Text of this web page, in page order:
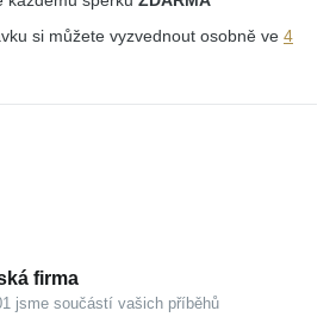
si můžete vyzvednout osobně ve 4
firma
jsme součástí vašich příběhů